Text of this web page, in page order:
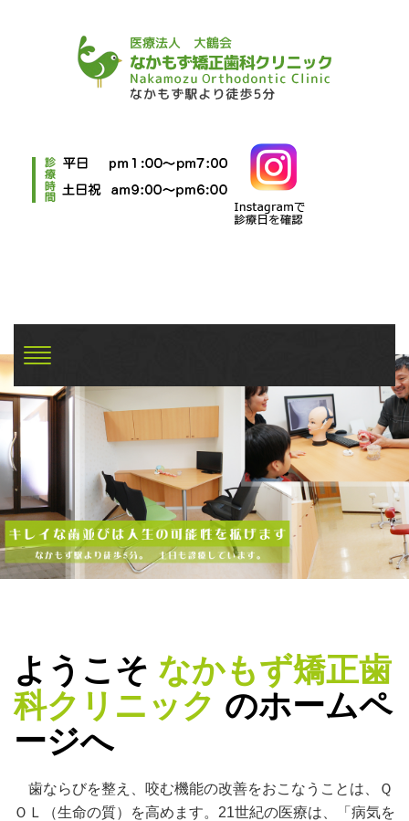
ようこそ なかもず矯正歯
科クリニック のホームペ
ージへ
歯ならびを整え、咬む機能の改善をおこなうことは、Ｑ
ＯＬ（生命の質）を高めます。21世紀の医療は、「病気を